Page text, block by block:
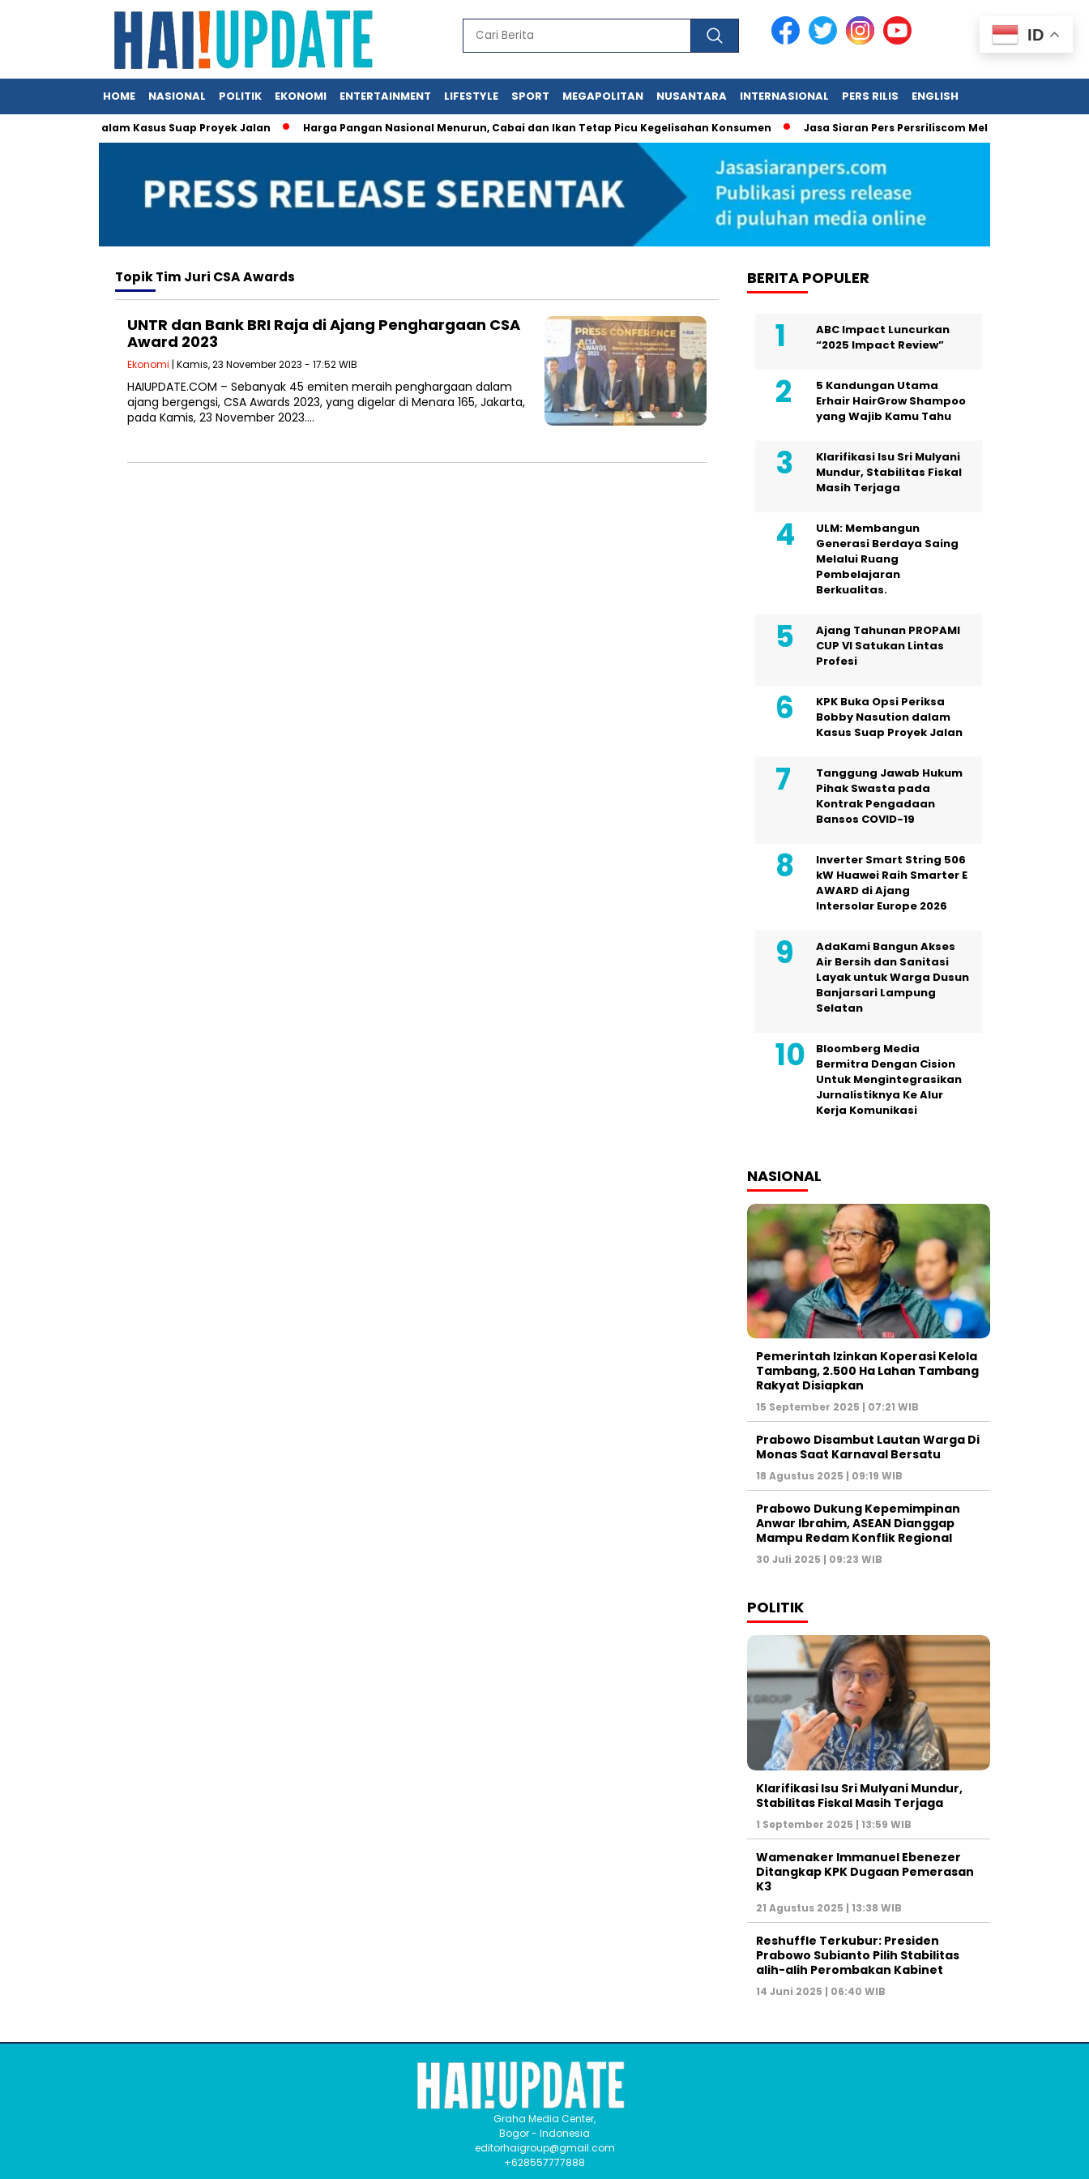
HOME NASIONAL POLITIK EKONOMI ENTERTAINMENT LIFESTYLE SPORT MEGAPOLITAN NUSANTARA INTERNASIONAL PERS RILIS ENGLISH
Nasution dalam Kasus Suap Proyek Jalan Harga Pangan Nasional Menurun, Cabai dan Ikan Tetap Picu Kegelisahan Konsumen Jasa Siaran Pers Persriliscom Melayani Publikasi ke
TopikTim Juri CSA Awards
UNTR dan Bank BRI Raja di Ajang Penghargaan CSA
Award 2023
Ekonomi | Kamis, 23 November 2023 - 17:52 WIB
HAIUPDATE.COM – Sebanyak 45 emiten meraih penghargaan dalam
ajang bergengsi, CSA Awards 2023, yang digelar di Menara 165, Jakarta,
pada Kamis, 23 November 2023….
BERITA POPULER
ABC Impact Luncurkan
“2025 Impact Review”
5 Kandungan Utama
Erhair HairGrow Shampoo
yang Wajib Kamu Tahu
Klarifikasi Isu Sri Mulyani
Mundur, Stabilitas Fiskal
Masih Terjaga
ULM: Membangun
Generasi Berdaya Saing
Melalui Ruang
Pembelajaran
Berkualitas.
Ajang Tahunan PROPAMI
CUP VI Satukan Lintas
Profesi
KPK Buka Opsi Periksa
Bobby Nasution dalam
Kasus Suap Proyek Jalan
Tanggung Jawab Hukum
Pihak Swasta pada
Kontrak Pengadaan
Bansos COVID-19
Inverter Smart String 506
kW Huawei Raih Smarter E
AWARD di Ajang
Intersolar Europe 2026
AdaKami Bangun Akses
Air Bersih dan Sanitasi
Layak untuk Warga Dusun
Banjarsari Lampung
Selatan
Bloomberg Media
Bermitra Dengan Cision
Untuk Mengintegrasikan
Jurnalistiknya Ke Alur
Kerja Komunikasi
NASIONAL
Pemerintah Izinkan Koperasi Kelola
Tambang, 2.500 Ha Lahan Tambang
Rakyat Disiapkan
15 September 2025 | 07:21 WIB
Prabowo Disambut Lautan Warga Di
Monas Saat Karnaval Bersatu
18 Agustus 2025 | 09:19 WIB
Prabowo Dukung Kepemimpinan
Anwar Ibrahim, ASEAN Dianggap
Mampu Redam Konflik Regional
30 Juli 2025 | 09:23 WIB
POLITIK
Klarifikasi Isu Sri Mulyani Mundur,
Stabilitas Fiskal Masih Terjaga
1 September 2025 | 13:59 WIB
Wamenaker Immanuel Ebenezer
Ditangkap KPK Dugaan Pemerasan
K3
21 Agustus 2025 | 13:38 WIB
Reshuffle Terkubur: Presiden
Prabowo Subianto Pilih Stabilitas
alih-alih Perombakan Kabinet
14 Juni 2025 | 06:40 WIB
ID
Graha Media Center,
Bogor - Indonesia
editorhaigroup@gmail.com
+628557777888